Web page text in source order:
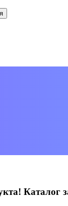
Каталог